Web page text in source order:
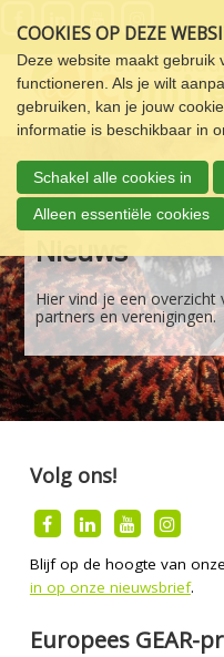
links
over
Spring
naar
de
navigatie
Spring
naar
de
inhoud
COOKIES OP DEZE
Deze website maakt gebruik
functioneren. Als je wilt
gebruiken, kan je jouw
informatie is beschikbaar in
Schakel alle cookies in
Alleen essentiële cookies
Nieuws
Hier vind je een
partners en verenigingen.
Volg ons!
Blijf op de hoogte van
in op onze nieuwsbrief.
Europees GEAR-